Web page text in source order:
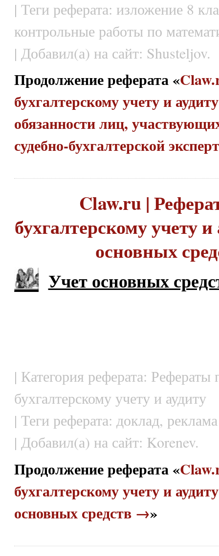
| Теги реферата: изложение 8
контрольные работы по
| Добавил(а) на сайт: Shusteljov.
Продолжение реферата «
бухгалтерскому учету и
обязанности лиц,
судебно-бухгалтерской
Claw.ru |
бухгалтерскому учету
основных
Учет основных
| Категория реферата: Рефераты
бухгалтерскому учету и аудиту
| Теги реферата: доклад,
| Добавил(а) на сайт: Korenev.
Продолжение реферата «
бухгалтерскому учету и
основных средств →»